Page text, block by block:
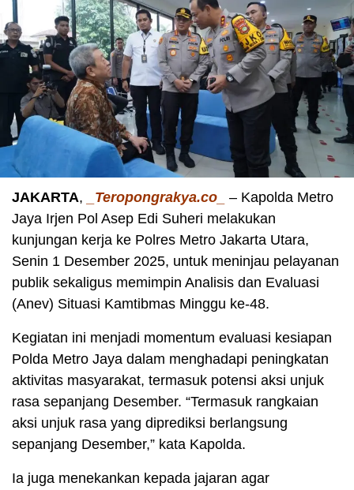
JAKARTA, _Teropongrakya.co_
– Kapolda Metro
Jaya Irjen Pol Asep Edi Suheri melakukan
kunjungan kerja ke Polres Metro Jakarta Utara,
Senin 1 Desember 2025, untuk meninjau pelayanan
publik sekaligus memimpin Analisis dan Evaluasi
(Anev) Situasi Kamtibmas Minggu ke-48.
Kegiatan ini menjadi momentum evaluasi kesiapan
Polda Metro Jaya dalam menghadapi peningkatan
aktivitas masyarakat, termasuk potensi aksi unjuk
rasa sepanjang Desember. “Termasuk rangkaian
aksi unjuk rasa yang diprediksi berlangsung
sepanjang Desember,” kata Kapolda.
Ia juga menekankan kepada jajaran agar